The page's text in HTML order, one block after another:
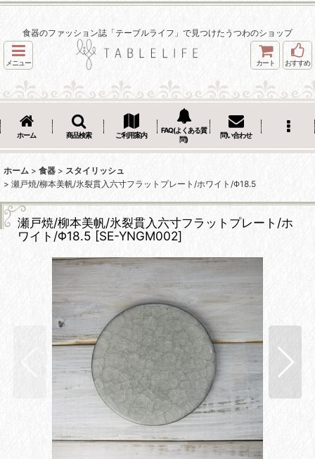
食器のファッション誌「テーブルライフ」で見つけたうつわのショップ
メニュー カート おすすめ
ホーム 商品検索 ご利用案内
FAQ(よくある質
問)
問い合わせ
ホーム > 食器 > スタイリッシュ
> 瀬戸焼/柳本美帆/氷裂貫入六寸フラットプレート/ホワイト/Φ18.5
瀬戸焼/柳本美帆/氷裂貫入六寸フラットプレート/ホ
ワイト/Φ18.5 [SE-YNGM002]